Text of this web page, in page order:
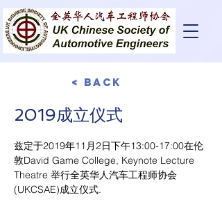
< Back
2019成立仪式
​兹定于2019年11月2日下午13:00-17:00在伦
敦David Game College, Keynote Lecture
Theatre 举行全英华人汽车工程师协会
(UKCSAE)成立仪式.